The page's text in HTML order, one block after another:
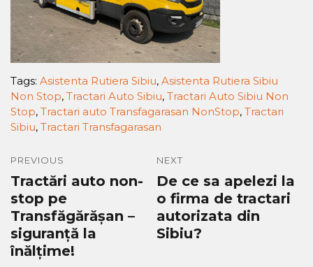
Tags: Asistenta Rutiera Sibiu, Asistenta Rutiera Sibiu
Non Stop, Tractari Auto Sibiu, Tractari Auto Sibiu Non
Stop, Tractari auto Transfagarasan NonStop, Tractari
Sibiu, Tractari Transfagarasan
PREVIOUS
Tractări auto non-
stop pe
Transfăgărășan –
siguranță la
înălțime!
NEXT
De ce sa apelezi la
o firma de tractari
autorizata din
Sibiu?